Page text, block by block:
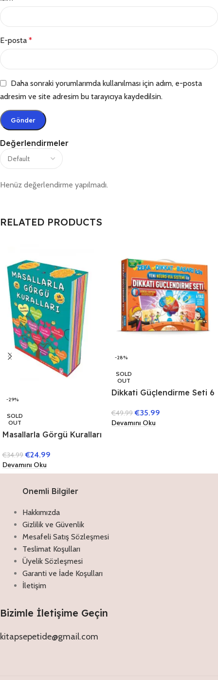
Değerlendirmeler
Henüz değerlendirme yapılmadı.
E-posta *
Daha sonraki yorumlarımda kullanılması için adım, e-posta
adresim ve site adresim bu tarayıcıya kaydedilsin.
RELATED PRODUCTS
-29%
SOLD
OUT
Masallarla Görgü Kuralları
€34.99 €24.99
Devamını Oku
-28%
SOLD
OUT
Dikkati Güçlendirme Seti 6
€49.99 €35.99
Devamını Oku
Onemli Bilgiler
Hakkımızda
Gizlilik ve Güvenlik
Mesafeli Satış Sözleşmesi
Teslimat Koşulları
Üyelik Sözleşmesi
Garanti ve İade Koşulları
İletişim
Bizimle İletişime Geçin
kitapsepetide@gmail.com